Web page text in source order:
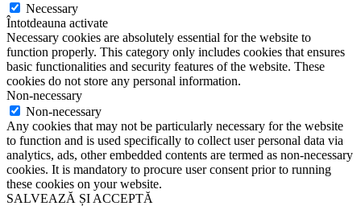
Necessary
Întotdeauna activate
Necessary cookies are absolutely essential for the website to
function properly. This category only includes cookies that ensures
basic functionalities and security features of the website. These
cookies do not store any personal information.
Non-necessary
Non-necessary
Any cookies that may not be particularly necessary for the website
to function and is used specifically to collect user personal data via
analytics, ads, other embedded contents are termed as non-necessary
cookies. It is mandatory to procure user consent prior to running
these cookies on your website.
SALVEAZĂ ȘI ACCEPTĂ